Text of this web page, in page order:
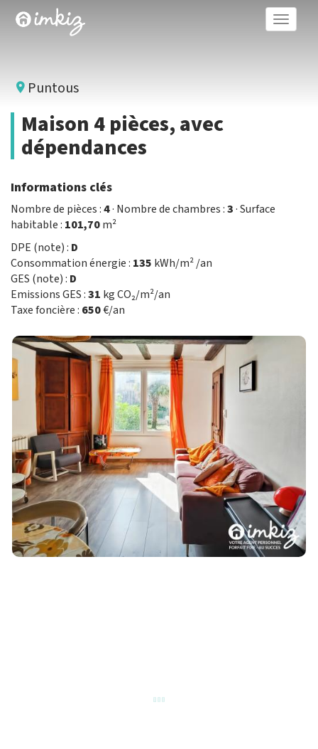
Toggle
Puntous
Maison 4 pièces, avec
dépendances
Informations clés
Nombre de pièces :4· Nombre de chambres :3· Surface
habitable : 101,70m²
DPE (note) : D
Consommation énergie : 135 kWh/m² /an
GES (note) : D
Emissions GES :31 kg CO₂/m²/an
Taxe foncière : 650€/an